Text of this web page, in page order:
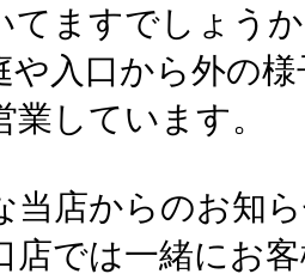
てますでしょう
や入口から外の
しています。
当店からのお知
店では一緒にお